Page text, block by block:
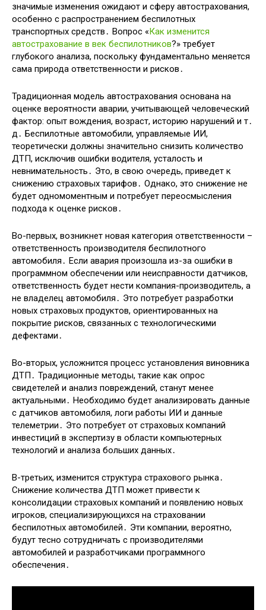
значимые изменения ожидают и сферу автострахования,
особенно с распространением беспилотных
транспортных средств․ Вопрос «Как изменится
автострахование в век беспилотников?» требует
глубокого анализа, поскольку фундаментально меняется
сама природа ответственности и рисков․
Традиционная модель автострахования основана на
оценке вероятности аварии, учитывающей человеческий
фактор: опыт вождения, возраст, историю нарушений и т․
д․ Беспилотные автомобили, управляемые ИИ,
теоретически должны значительно снизить количество
ДТП, исключив ошибки водителя, усталость и
невнимательность․ Это, в свою очередь, приведет к
снижению страховых тарифов․ Однако, это снижение не
будет одномоментным и потребует переосмысления
подхода к оценке рисков․
Во-первых, возникнет новая категория ответственности –
ответственность производителя беспилотного
автомобиля․ Если авария произошла из-за ошибки в
программном обеспечении или неисправности датчиков,
ответственность будет нести компания-производитель, а
не владелец автомобиля․ Это потребует разработки
новых страховых продуктов, ориентированных на
покрытие рисков, связанных с технологическими
дефектами․
Во-вторых, усложнится процесс установления виновника
ДТП․ Традиционные методы, такие как опрос
свидетелей и анализ повреждений, станут менее
актуальными․ Необходимо будет анализировать данные
с датчиков автомобиля, логи работы ИИ и данные
телеметрии․ Это потребует от страховых компаний
инвестиций в экспертизу в области компьютерных
технологий и анализа больших данных․
В-третьих, изменится структура страхового рынка․
Снижение количества ДТП может привести к
консолидации страховых компаний и появлению новых
игроков, специализирующихся на страховании
беспилотных автомобилей․ Эти компании, вероятно,
будут тесно сотрудничать с производителями
автомобилей и разработчиками программного
обеспечения․